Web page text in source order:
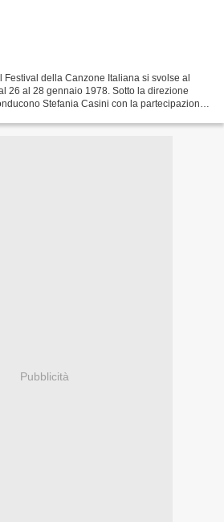
Festival della Canzone Italiana si svolse al
26 al 28 gennaio 1978. Sotto la direzione
Stefania Casini con la partecipazione
Pubblicità